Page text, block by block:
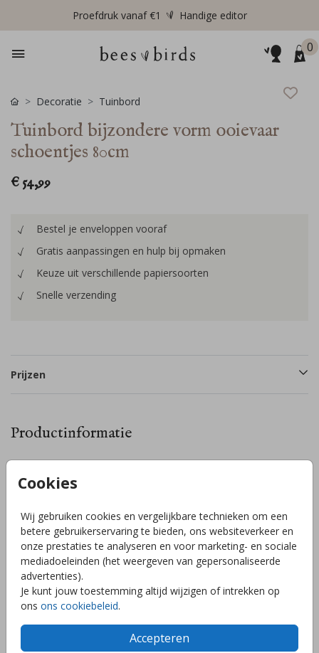
Proefdruk vanaf €1 Handige editor
0
Cookies
Wij gebruiken cookies en vergelijkbare technieken om een
betere gebruikerservaring te bieden, ons websiteverkeer en
onze prestaties te analyseren en voor marketing- en sociale
mediadoeleinden (het weergeven van gepersonaliseerde
advertenties).
Je kunt jouw toestemming altijd wijzigen of intrekken op
ons ons cookiebeleid.
Accepteren
Decoratie Tuinbord
Tuinbord bijzondere vorm ooievaar
schoentjes 80cm
€ 54,99
Bestel je enveloppen vooraf
Gratis aanpassingen en hulp bij opmaken
Keuze uit verschillende papiersoorten
Snelle verzending
Prijzen
Productinformatie
Mooi tuinbord in een bijzondere vorm met een ooievaar met
kindje is geboren met dit mooie tuinbord in de tuin. Pas
gemakkelijk de achtergrondkleur en tekst aan in de handige
editor! Het tuinbord is ongeveer 75x80cm. Bevestig de
voorkant van het bord met 2 schroeven (boven en onder)
aan een paal voor in de tuin (bij een bouwmarkt te koop).
Toon meer